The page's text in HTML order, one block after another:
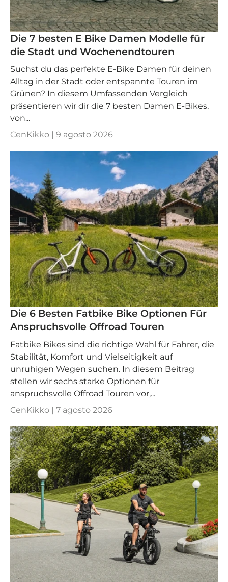
Die 7 besten E Bike Damen Modelle für
die Stadt und Wochenendtouren
Suchst du das perfekte E-Bike Damen für deinen
Alltag in der Stadt oder entspannte Touren im
Grünen? In diesem Umfassenden Vergleich
präsentieren wir dir die 7 besten Damen E-Bikes,
von...
CenKikko | 9 agosto 2026
Die 6 Besten Fatbike Bike Optionen Für
Anspruchsvolle Offroad Touren
Fatbike Bikes sind die richtige Wahl für Fahrer, die
Stabilität, Komfort und Vielseitigkeit auf
unruhigen Wegen suchen. In diesem Beitrag
stellen wir sechs starke Optionen für
anspruchsvolle Offroad Touren vor,...
CenKikko | 7 agosto 2026